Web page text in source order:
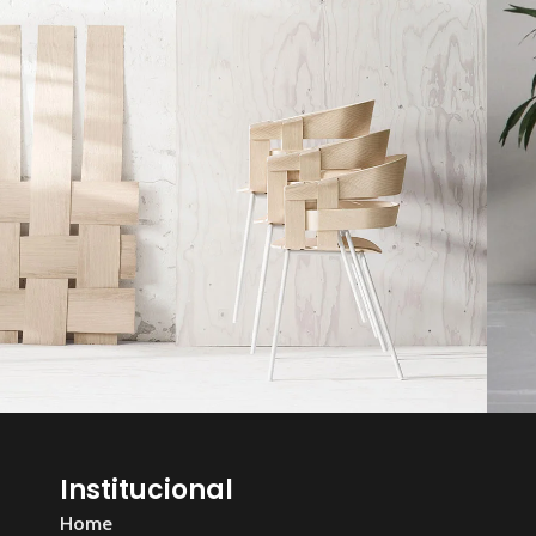
Accessories
Imperdiet mauris a nontin
Institucional
Home